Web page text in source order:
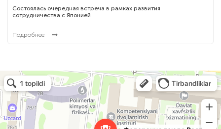
Состоялась очередная встреча в рамках развития
сотрудничества с Японией
Подробнее